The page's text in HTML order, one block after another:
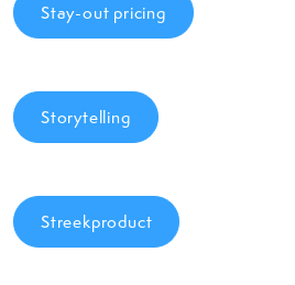
Stay-out pricing
Storytelling
Streekproduct